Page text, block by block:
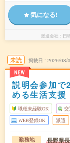
気になる!
派遣会社 日
未読
NEW
掲載日 2026/08/
説明会参加
める生活支援
職種未経験OK 交
WEB登録OK 派遣
勤務地 長野県